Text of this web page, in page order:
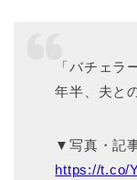
「バチェラ
年半、夫と
▼写真・記
https://t.co/